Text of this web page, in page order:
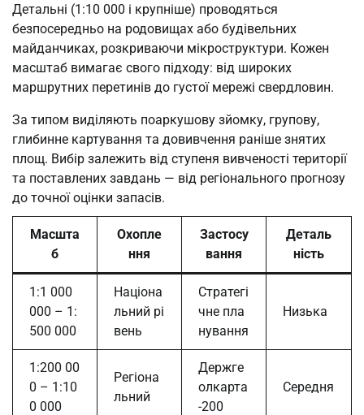
Детальні (1:10 000 і крупніше) проводяться
безпосередньо на родовищах або будівельних
майданчиках, розкриваючи мікроструктури. Кожен
масштаб вимагає свого підходу: від широких
маршрутних перетинів до густої мережі свердловин.
За типом виділяють поаркушову зйомку, групову,
глибинне картування та довивчення раніше знятих
площ. Вибір залежить від ступеня вивченості території
та поставлених завдань — від регіонального прогнозу
до точної оцінки запасів.
Масшта
б
Охопле
ння
Застосу
вання
Деталь
ність
1:1 000
000 – 1:
500 000
Націона
льний рі
вень
Стратегі
чне пла
нування
Низька
1:200 00
0 – 1:10
0 000
Регіона
льний
Держге
олкарта
-200
Середня